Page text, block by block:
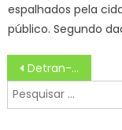
espalhados pela
público. Segundo
de
Post
Detran-SP adere ao Fala SP, central de comunicação do Estado
Pesquisar
por: